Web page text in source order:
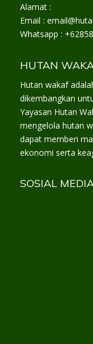
Alamat :
Email :
Whatsapp :
HUTAN
Hutan wakaf
dikembangkan
Yayasan Hutan
mengelola hutan
dapat memberi
ekonomi serta
SOSIAL